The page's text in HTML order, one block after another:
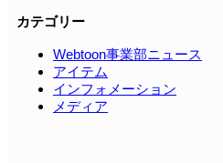
カテゴリー
Webtoon事業部ニュース
アイテム
インフォメーション
メディア